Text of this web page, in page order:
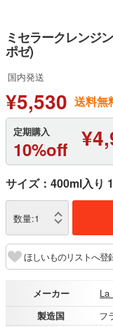
ミセラークレンジ
ポゼ)
国内発送
¥5,530 送料無
定期購入
10%off
サイズ：400ml入り
数量:1
ほしいものリストへ登
メーカー
La
製造国
フ